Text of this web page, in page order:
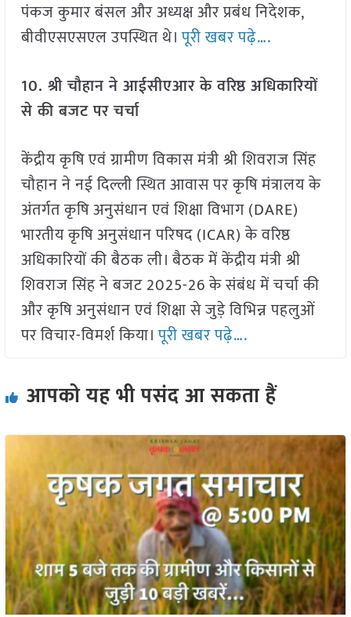
पंकज कुमार बंसल और अध्यक्ष और प्रबंध निदेशक,
बीवीएसएसएल उपस्थित थे।पूरी खबर पढ़े….
10. श्री चौहान ने आईसीएआर के वरिष्ठ अधिकारियों
से की बजट पर चर्चा
केंद्रीय कृषि एवं ग्रामीण विकास मंत्री श्री शिवराज सिंह
चौहान ने नई दिल्ली स्थित आवास पर कृषि मंत्रालय के
अंतर्गत कृषि अनुसंधान एवं शिक्षा विभाग (DARE)
भारतीय कृषि अनुसंधान परिषद (ICAR) के वरिष्ठ
अधिकारियों की बैठक ली। बैठक में केंद्रीय मंत्री श्री
शिवराज सिंह ने बजट 2025-26 के संबंध में चर्चा की
और कृषि अनुसंधान एवं शिक्षा से जुड़े विभिन्न पहलुओं
पर विचार-विमर्श किया।पूरी खबर पढ़े….
आपको यह भी पसंद आ सकता हैं